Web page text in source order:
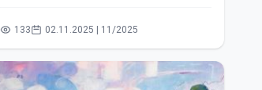
133 02.11.2025 | 11/2025